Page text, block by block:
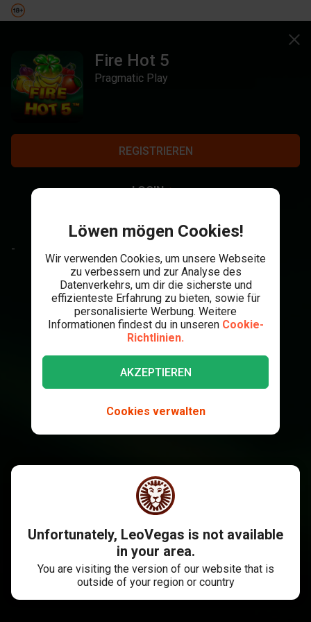
Fire Hot 5
Pragmatic Play
REGISTRIEREN
LOGIN
-
Löwen mögen Cookies!
Wir verwenden Cookies, um unsere Webseite
zu verbessern und zur Analyse des
Datenverkehrs, um dir die sicherste und
effizienteste Erfahrung zu bieten, sowie für
personalisierte Werbung. Weitere
Informationen findest du in unseren Cookie-
Richtlinien.
AKZEPTIEREN
Cookies verwalten
Unfortunately, LeoVegas is not available
in your area.
You are visiting the version of our website that is
outside of your region or country